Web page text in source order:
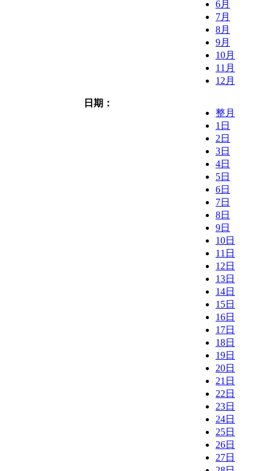
6月
7月
8月
9月
10月
11月
12月
日期：
整月
1日
2日
3日
4日
5日
6日
7日
8日
9日
10日
11日
12日
13日
14日
15日
16日
17日
18日
19日
20日
21日
22日
23日
24日
25日
26日
27日